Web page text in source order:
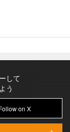
して
う
on X